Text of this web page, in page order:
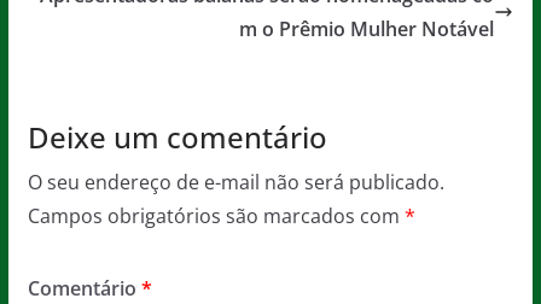
p
m o Prêmio Mulher Notável
Deixe um comentário
O seu endereço de e-mail não será publicado.
Campos obrigatórios são marcados com *
Comentário *